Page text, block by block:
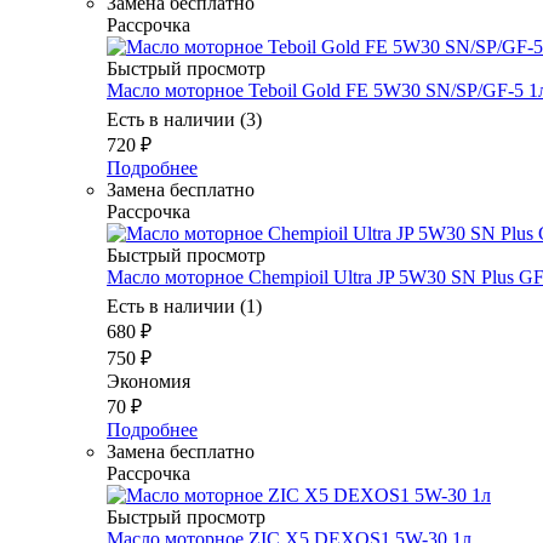
Рассрочка
Быстрый просмотр
Масло мотоpное Teboil Gold FE 5W30 SN/SP/GF-5
Есть в наличии (3)
720 ₽
Подробнее
Замена бесплатно
Рассрочка
Быстрый просмотр
Масло моторное Chempioil Ultra JP 5W30 SN Plus
Есть в наличии (1)
680 ₽
750 ₽
Экономия
70 ₽
Подробнее
Замена бесплатно
Рассрочка
Быстрый просмотр
Масло моторное ZIC X5 DEXOS1 5W-30 1л